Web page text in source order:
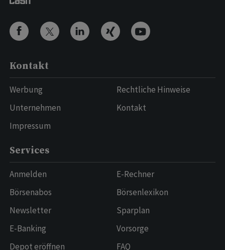
Kontakt
Werbung
Unternehmen
Impressum
Rechtliche Hinweise
Kontakt
Services
Anmelden
Börsenabos
Newsletter
E-Banking
Depot eröffnen
E-Rechner
Börsenlexikon
Sparplan
Vorsorge
FAQ